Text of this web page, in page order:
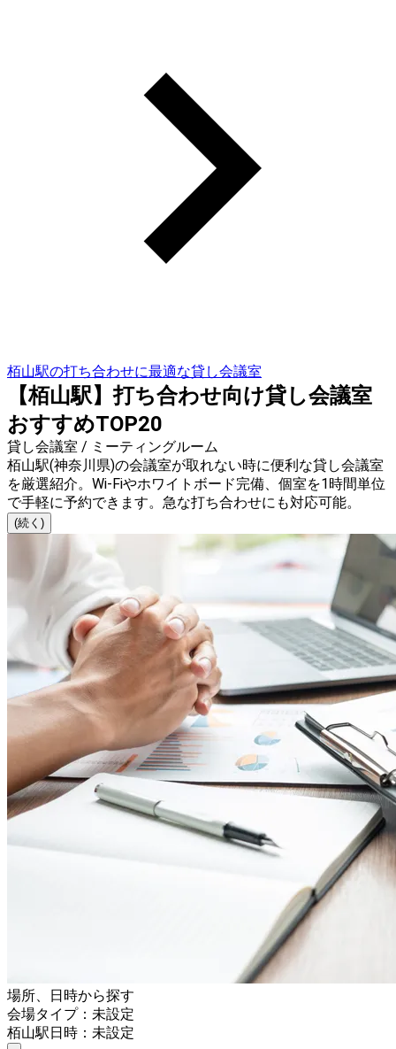
栢山駅の打ち合わせに最適な貸し会議室
【栢山駅】打ち合わせ向け貸し会議室
おすすめTOP20
貸し会議室 / ミーティングルーム
栢山駅(神奈川県)の会議室が取れない時に便利な貸し会議室
を厳選紹介。Wi-Fiやホワイトボード完備、個室を1時間単位
で手軽に予約できます。急な打ち合わせにも対応可能。
(続く)
場所、日時から探す
会場タイプ：未設定
栢山駅日時：未設定